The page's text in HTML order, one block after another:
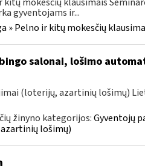
gyventojams ir...
» Pelno ir kitų mokesčių
salonai, lošimo
(loterijų, azartinių lošimų)
žinyno kategorijos:Gyventojų
lošimų)